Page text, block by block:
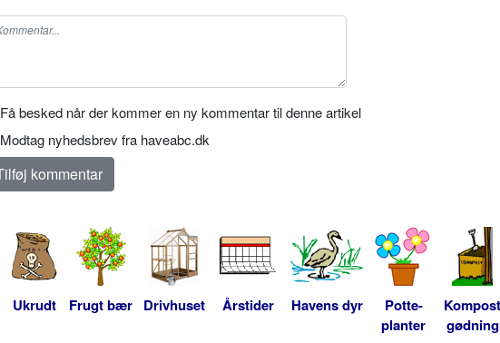
Få besked når der kommer en ny kommentar til denne artikel
Modtag nyhedsbrev fra haveabc.dk
Ukrudt Frugt bær Drivhuset Årstider Havens dyr
Potte-
planter
Kompost
gødning